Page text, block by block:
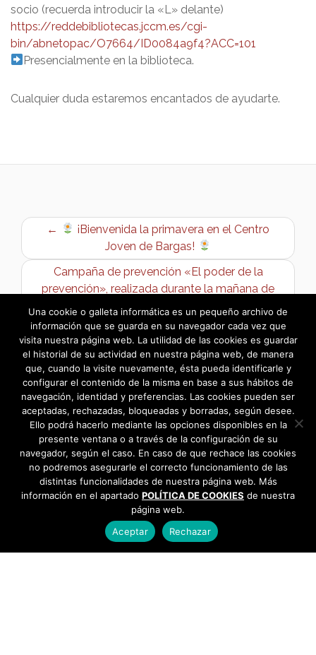
socio (recuerda introducir la «L» delante)
https://reddebibliotecas.jccm.es/cgi-
bin/abnetopac/O7664/ID0084a9f4?ACC=101
Presencialmente en la biblioteca.
Cualquier duda estaremos encantados de ayudarte.
←
¡Bienvenida la primavera en el Centro
Joven de Bargas!
Campaña de prevención «El poder de la
prevención», realizada durante la mañana de
hoy, 26 de marzo de 2025 →
Una cookie o galleta informática es un pequeño archivo de
información que se guarda en su navegador cada vez que
visita nuestra página web. La utilidad de las cookies es guardar
el historial de su actividad en nuestra página web, de manera
que, cuando la visite nuevamente, ésta pueda identificarle y
configurar el contenido de la misma en base a sus hábitos de
navegación, identidad y preferencias. Las cookies pueden ser
aceptadas, rechazadas, bloqueadas y borradas, según desee.
Ello podrá hacerlo mediante las opciones disponibles en la
presente ventana o a través de la configuración de su
navegador, según el caso. En caso de que rechace las cookies
no podremos asegurarle el correcto funcionamiento de las
distintas funcionalidades de nuestra página web. Más
información en el apartado POLÍTICA DE COOKIES de nuestra
página web.
Aceptar
Rechazar